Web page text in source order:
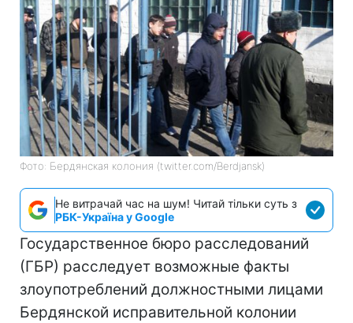
Фото: Бердянская колония (twitter.com/Berdjansk)
Не витрачай час на шум! Читай тільки суть з
РБК-Україна у Google
Государственное бюро расследований
(ГБР) расследует возможные факты
злоупотреблений должностными лицами
Бердянской исправительной колонии